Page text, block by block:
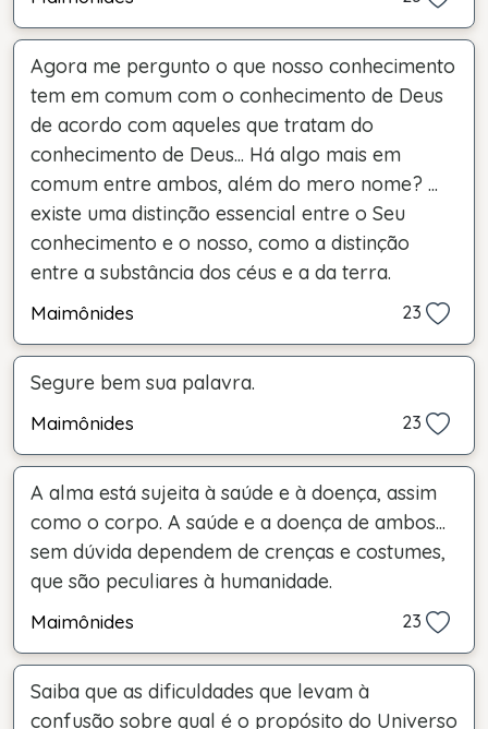
Agora me pergunto o que nosso conhecimento
tem em comum com o conhecimento de Deus
de acordo com aqueles que tratam do
conhecimento de Deus... Há algo mais em
comum entre ambos, além do mero nome? ...
existe uma distinção essencial entre o Seu
conhecimento e o nosso, como a distinção
entre a substância dos céus e a da terra.
Maimônides 23
Segure bem sua palavra.
Maimônides 23
A alma está sujeita à saúde e à doença, assim
como o corpo. A saúde e a doença de ambos...
sem dúvida dependem de crenças e costumes,
que são peculiares à humanidade.
Maimônides 23
Saiba que as dificuldades que levam à
confusão sobre qual é o propósito do Universo